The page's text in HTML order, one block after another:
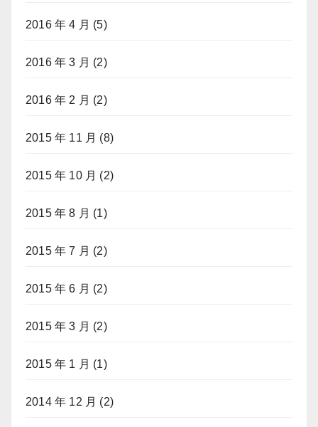
2016 年 4 月 (5)
2016 年 3 月 (2)
2016 年 2 月 (2)
2015 年 11 月 (8)
2015 年 10 月 (2)
2015 年 8 月 (1)
2015 年 7 月 (2)
2015 年 6 月 (2)
2015 年 3 月 (2)
2015 年 1 月 (1)
2014 年 12 月 (2)